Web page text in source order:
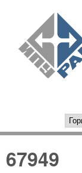
РАН
67949